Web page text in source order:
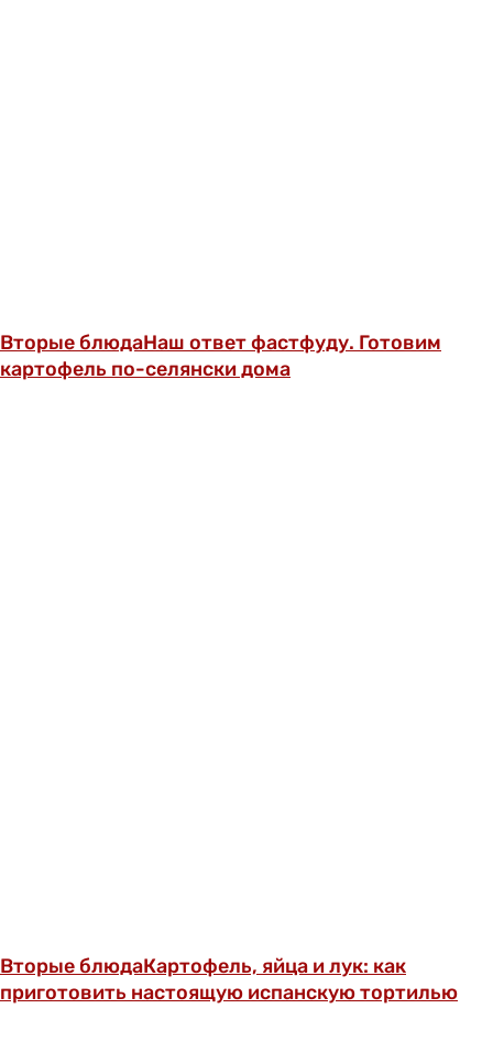
Вторые блюдаНаш ответ фастфуду. Готовим
картофель по-селянски дома
Вторые блюдаКартофель, яйца и лук: как
приготовить настоящую испанскую тортилью